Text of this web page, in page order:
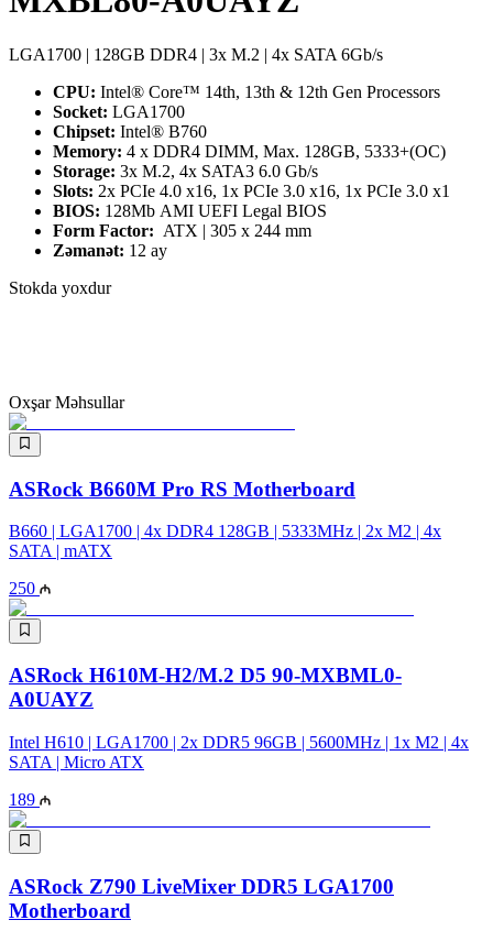
LGA1700 | 128GB DDR4 | 3x M.2 | 4x SATA 6Gb/s
CPU: Intel® Core™ 14th, 13th & 12th Gen Processors
Socket: LGA1700
Chipset: Intel® B760
Memory: 4 x DDR4 DIMM, Max. 128GB, 5333+(OC)
Storage: 3x M.2, 4x SATA3 6.0 Gb/s
Slots: 2x PCIe 4.0 x16, 1x PCIe 3.0 x16, 1x PCIe 3.0 x1
BIOS: 128Mb AMI UEFI Legal BIOS
Form Factor: ATX | 305 x 244 mm
Zəmanət: 12 ay
Stokda yoxdur
Oxşar Məhsullar
ASRock B660M Pro RS Motherboard
B660 | LGA1700 | 4x DDR4 128GB | 5333MHz | 2x M2 | 4x
SATA | mATX
250
ASRock H610M-H2/M.2 D5 90-MXBML0-
A0UAYZ
Intel H610 | LGA1700 | 2x DDR5 96GB | 5600MHz | 1x M2 | 4x
SATA | Micro ATX
189
ASRock Z790 LiveMixer DDR5 LGA1700
Motherboard